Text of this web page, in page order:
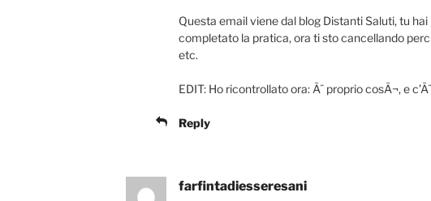
Questa email viene dal blog Distanti Saluti, tu
completato la pratica, ora ti sto cancellando
etc.
EDIT: Ho ricontrollato ora: Ã¨ proprio cosÃ¬, e
Reply
farfintadiesseresani